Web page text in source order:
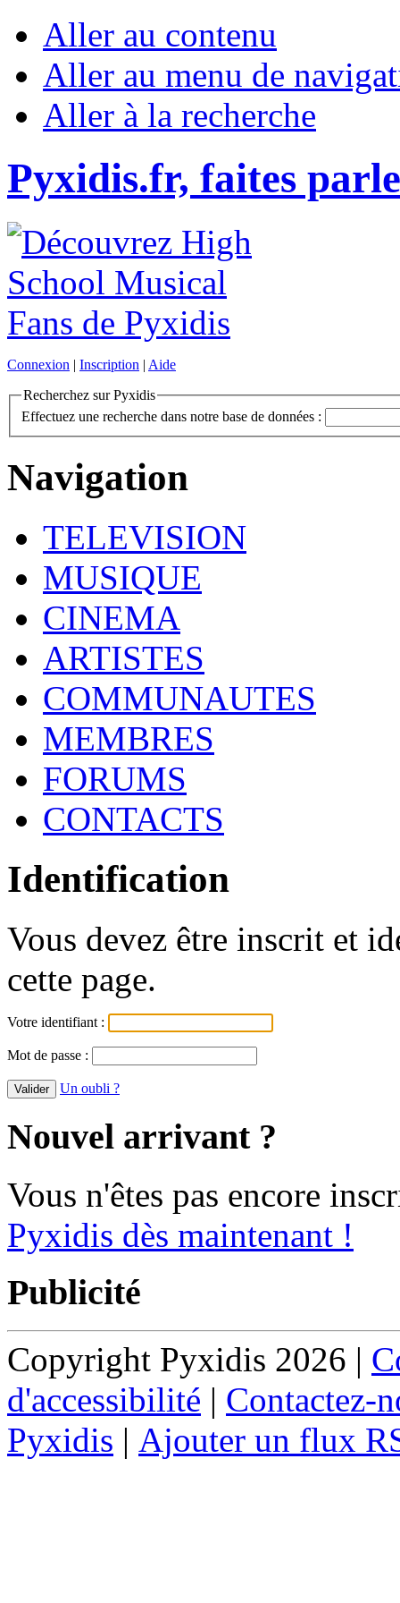
Aller au contenu
Aller au menu de
Aller à la recherche
Pyxidis.fr, faites
Connexion | Inscription | Aide
Recherchez sur Pyxidis
Effectuez une recherche dans notre base de données :
Navigation
TELEVISION
MUSIQUE
CINEMA
ARTISTES
COMMUNAUTES
MEMBRES
FORUMS
CONTACTS
Identification
Vous devez être inscrit et
cette page.
Votre identifiant :
Mot de passe :
Un oubli ?
Nouvel arrivant ?
Vous n'êtes pas encore
Pyxidis dès maintenant !
Publicité
Copyright Pyxidis 2026 |
d'accessibilité | Contactez-
Pyxidis | Ajouter un flux